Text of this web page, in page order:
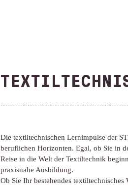
Die textiltechnischen Lernimpulse der
beruflichen Horizonten. Egal, ob Sie in
Reise in die Welt der Textiltechnik
praxisnahe Ausbildung.
Ob Sie Ihr bestehendes